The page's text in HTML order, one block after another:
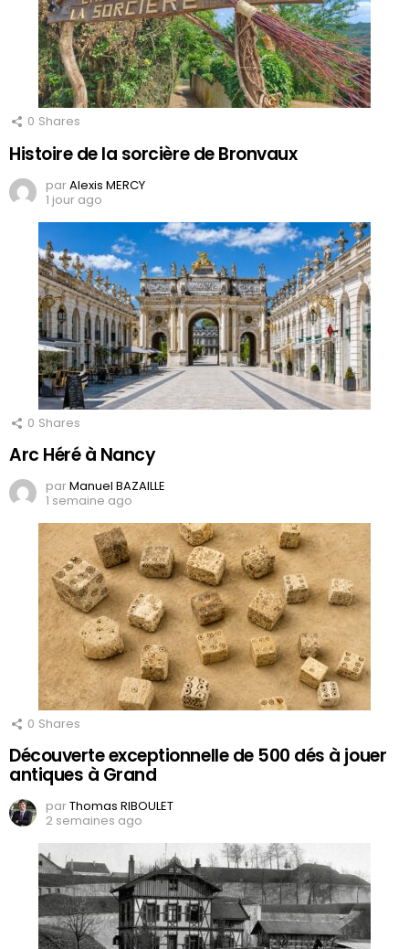
0 Shares
Histoire de la sorcière de Bronvaux
parAlexis MERCY
1 jour ago
0 Shares
Arc Héré à Nancy
parManuel BAZAILLE
1 semaine ago
0 Shares
Découverte exceptionnelle de 500 dés à jouer
antiques à Grand
parThomas RIBOULET
2 semaines ago